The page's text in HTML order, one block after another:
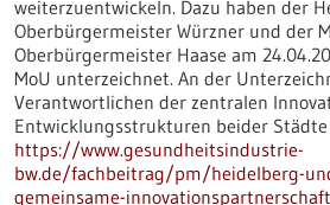
weiterzuentwickeln. Dazu haben der
Oberbürgermeister Würzner und der
Oberbürgermeister Haase am
MoU unterzeichnet. An der
Verantwortlichen der zentralen
Entwicklungsstrukturen beider
https://www.gesundheitsindustrie-
bw.de/fachbeitrag/pm/heidelberg-
gemeinsame-